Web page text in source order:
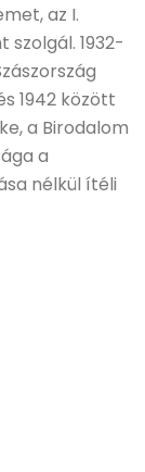
az I.
1932-
1942 között
a Birodalom
a
nélkül ítéli